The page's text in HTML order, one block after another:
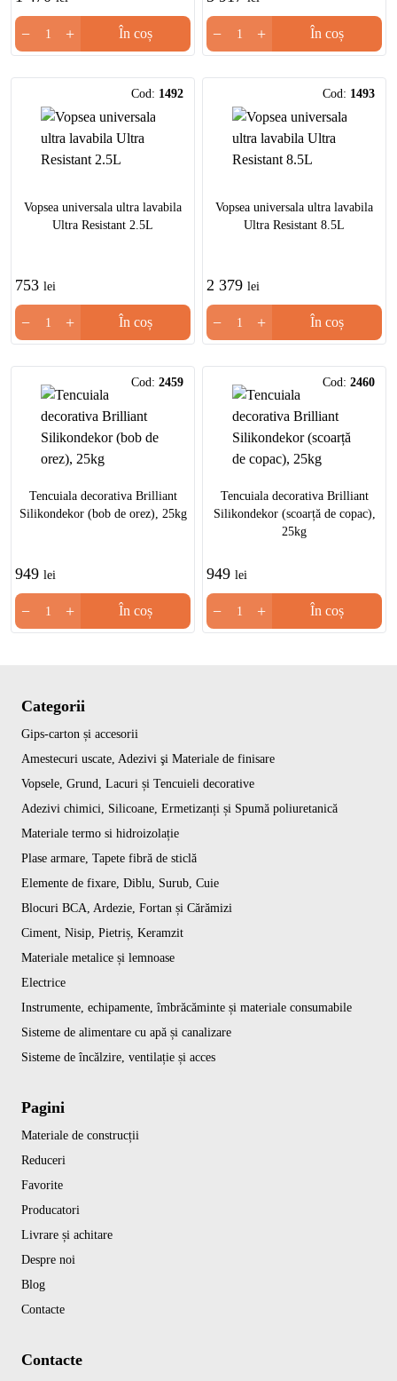
− + În coș − + În coș
Cod: 1492
Vopsea universala ultra lavabila
Ultra Resistant 2.5L
753 lei
− + În coș
Cod: 1493
Vopsea universala ultra lavabila
Ultra Resistant 8.5L
2 379 lei
− + În coș
Cod: 2459
Tencuiala decorativa Brilliant
Silikondekor (bob de orez), 25kg
949 lei
− + În coș
Cod: 2460
Tencuiala decorativa Brilliant
Silikondekor (scoarță de copac),
25kg
949 lei
− + În coș
Categorii
Gips-carton și accesorii
Amestecuri uscate, Adezivi şi Materiale de finisare
Vopsele, Grund, Lacuri și Tencuieli decorative
Adezivi chimici, Silicoane, Ermetizanți și Spumă poliuretanică
Materiale termo si hidroizolație
Plase armare, Tapete fibră de sticlă
Elemente de fixare, Diblu, Surub, Cuie
Blocuri BCA, Ardezie, Fortan și Cărămizi
Ciment, Nisip, Pietriș, Keramzit
Materiale metalice și lemnoase
Electrice
Instrumente, echipamente, îmbrăcăminte și materiale consumabile
Sisteme de alimentare cu apă și canalizare
Sisteme de încălzire, ventilație și acces
Pagini
Materiale de construcții
Reduceri
Favorite
Producatori
Livrare și achitare
Despre noi
Blog
Contacte
Contacte